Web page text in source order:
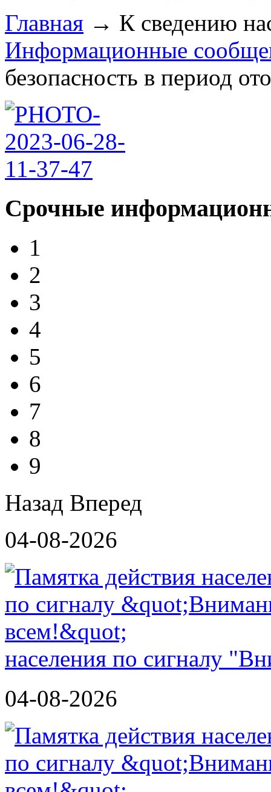
Главная → К сведению
Информационные
безопасность в период
Срочные
1
2
3
4
5
6
7
8
9
Назад Вперед
04-08-2026
населения по сигналу
04-08-2026